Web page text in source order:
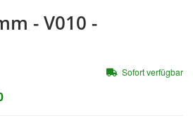
- V010 -
Sofort verfügbar